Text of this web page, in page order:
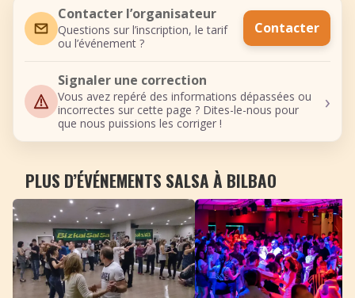
Contacter l’organisateur
Questions sur l’inscription, le tarif
ou l’événement ?
Contacter
Signaler une correction
Vous avez repéré des informations dépassées ou
incorrectes sur cette page ? Dites-le-nous pour
que nous puissions les corriger !
›
PLUS D’ÉVÉNEMENTS SALSA À BILBAO